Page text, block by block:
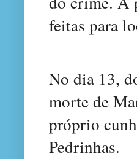
feitas para
No dia 13,
morte de
próprio
Pedrinhas.